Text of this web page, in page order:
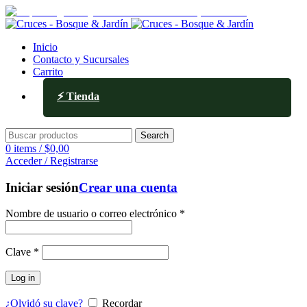
Inicio
Contacto y Sucursales
Carrito
⚡ Tienda
Search
0 items / $0,00
Acceder / Registrarse
Iniciar sesiónCrear una cuenta
Nombre de usuario o correo electrónico *
Clave *
Log in
¿Olvidó su clave? Recordar